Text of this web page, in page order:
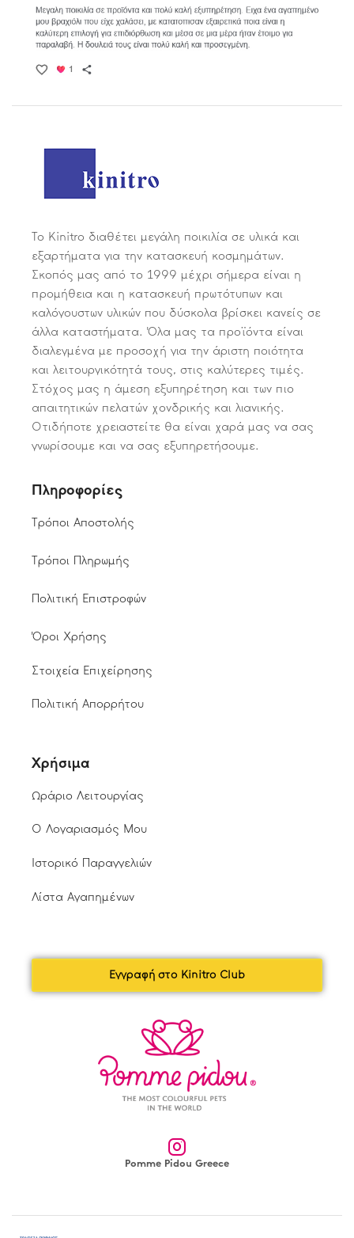
Το Kinitro διαθέτει μεγάλη ποικιλία σε υλικά και
εξαρτήματα για την κατασκευή κοσμημάτων.
Σκοπός μας από το 1999 μέχρι σήμερα είναι η
προμήθεια και η κατασκευή πρωτότυπων και
καλόγουστων υλικών που δύσκολα βρίσκει κανείς σε
άλλα καταστήματα. Όλα μας τα προϊόντα είναι
διαλεγμένα με προσοχή για την άριστη ποιότητα
και λειτουργικότητά τους, στις καλύτερες τιμές.
Στόχος μας η άμεση εξυπηρέτηση και των πιο
απαιτητικών πελατών χονδρικής και λιανικής.
Οτιδήποτε χρειαστείτε θα είναι χαρά μας να σας
γνωρίσουμε και να σας εξυπηρετήσουμε.
Πληροφορίες
Τρόποι Αποστολής
Τρόποι Πληρωμής
Πολιτική Επιστροφών
Όροι Χρήσης
Στοιχεία Επιχείρησης
Πολιτική Απορρήτου
Χρήσιμα
Ωράριο Λειτουργίας
Ο Λογαριασμός Μου
Ιστορικό Παραγγελιών
Λίστα Αγαπημένων
Εγγραφή στο Kinitro Club
Pomme Pidou Greece